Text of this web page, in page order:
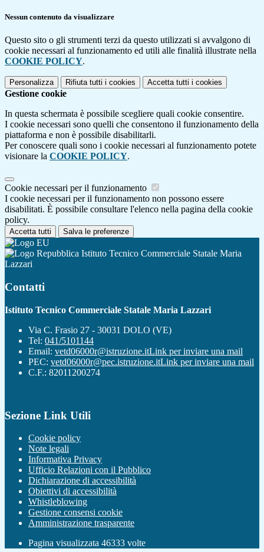
Nessun contenuto da visualizzare
Questo sito o gli strumenti terzi da questo utilizzati si avvalgono di
cookie necessari al funzionamento ed utili alle finalità illustrate nella
COOKIE POLICY.
Personalizza Rifiuta tutti i cookies Accetta tutti i cookies
Gestione cookie
In questa schermata è possibile scegliere quali cookie consentire.
I cookie necessari sono quelli che consentono il funzionamento della
piattaforma e non è possibile disabilitarli.
Per conoscere quali sono i cookie necessari al funzionamento potete
visionare la COOKIE POLICY.
Cookie necessari per il funzionamento
I cookie necessari per il funzionamento non possono essere
disabilitati. È possibile consultare l'elenco nella pagina della cookie
policy.
Accetta tutti Salva le preferenze
Istituto Tecnico Commerciale Statale Maria
Lazzari
Contatti
Istituto Tecnico Commerciale Statale Maria Lazzari
Via C. Frasio 27 - 30031 DOLO (VE)
Tel: 041/5101144
Email: vetd06000r@istruzione.itLink per inviare una mail
PEC: vetd06000r@pec.istruzione.itLink per inviare una mail
C.F.: 82011200274
Sezione Link Utili
Cookie policy
Note legali
Informativa Privacy
Ufficio Relazioni con il Pubblico
Dichiarazione di accessibilità
Obiettivi di accessibilità
Whistleblowing
Gestione consensi cookie
Amministrazione trasparente
Pagina visualizzata 46333 volte